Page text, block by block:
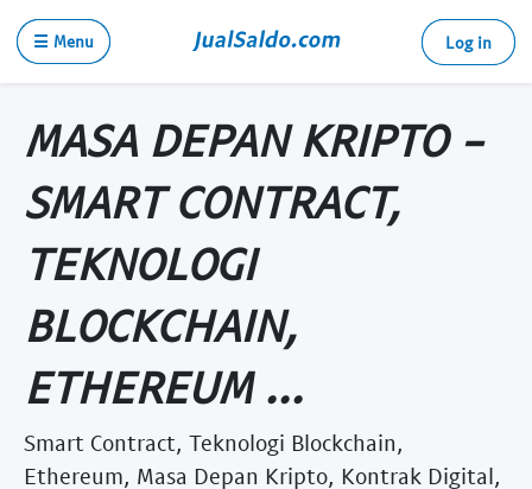
☰ Menu Log in
MASA DEPAN KRIPTO -
SMART CONTRACT,
TEKNOLOGI
BLOCKCHAIN,
ETHEREUM ...
Smart Contract, Teknologi Blockchain,
Ethereum, Masa Depan Kripto, Kontrak Digital,